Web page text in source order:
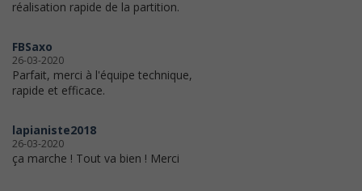
réalisation rapide de la partition.
FBSaxo
26-03-2020
Parfait, merci à l'équipe technique,
rapide et efficace.
lapianiste2018
26-03-2020
ça marche ! Tout va bien ! Merci